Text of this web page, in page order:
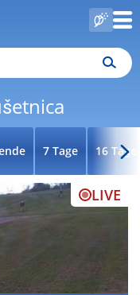
7 Tage 16 Tage
LIVE